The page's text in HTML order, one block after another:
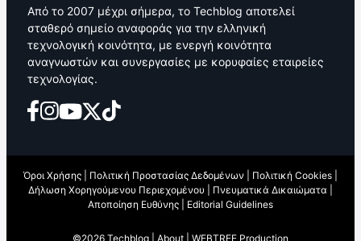
Από το 2007 μέχρι σήμερα, το Techblog αποτελεί
σταθερό σημείο αναφοράς για την ελληνική
τεχνολογική κοινότητα, με ενεργή κοινότητα
αναγνωστών και συνεργασίες με κορυφαίες εταιρείες
τεχνολογίας.
Όροι Χρήσης Πολιτική Προστασίας Δεδομένων Πολιτική Cookies
Δήλωση Χορηγούμενου Περιεχομένου
Πνευματικά Δικαιώματα
Αποποίηση Ευθύνης
Editorial Guidelines
©2026 Techblog | About WEBTREE Production